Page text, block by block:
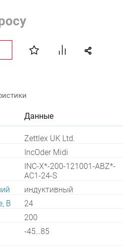
Данные
Zettlex UK Ltd.
IncOder Midi
INC-X*-200-121001-ABZ*-
AC1-24-S
индуктивный
В
24
200
-45…85